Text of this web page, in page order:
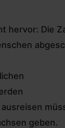
hervor: Die
geben.